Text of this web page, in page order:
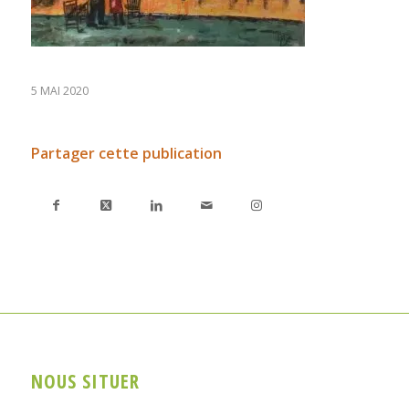
5 MAI 2020
Partager cette publication
NOUS SITUER